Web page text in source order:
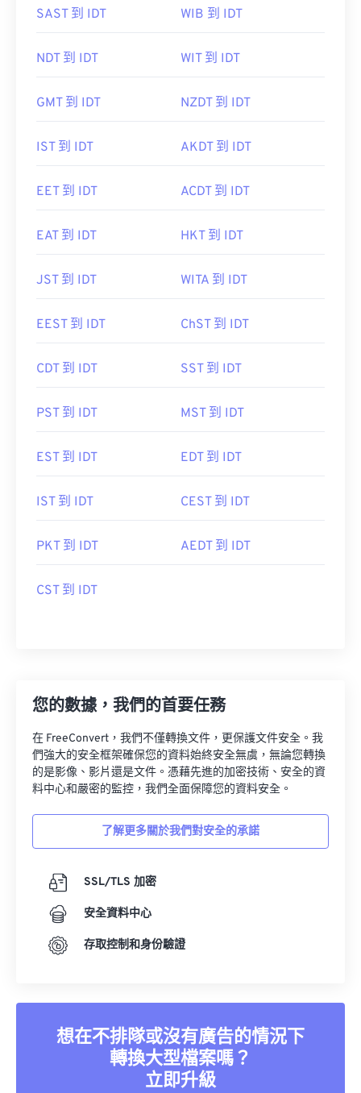
SAST 到 IDT WIB 到 IDT
NDT 到 IDT WIT 到 IDT
GMT 到 IDT NZDT 到 IDT
IST 到 IDT AKDT 到 IDT
EET 到 IDT ACDT 到 IDT
EAT 到 IDT HKT 到 IDT
JST 到 IDT WITA 到 IDT
EEST 到 IDT ChST 到 IDT
CDT 到 IDT SST 到 IDT
PST 到 IDT MST 到 IDT
EST 到 IDT EDT 到 IDT
IST 到 IDT CEST 到 IDT
PKT 到 IDT AEDT 到 IDT
CST 到 IDT
您的數據，我們的首要任務
在 FreeConvert，我們不僅轉換文件，更保護文件安全。我
們強大的安全框架確保您的資料始終安全無虞，無論您轉換
的是影像、影片還是文件。憑藉先進的加密技術、安全的資
料中心和嚴密的監控，我們全面保障您的資料安全。
了解更多關於我們對安全的承諾
SSL/TLS 加密
安全資料中心
存取控制和身份驗證
想在不排隊或沒有廣告的情況下
轉換大型檔案嗎？
立即升級